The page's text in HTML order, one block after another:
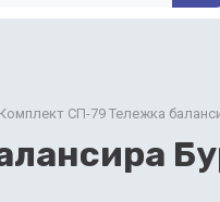
Комплект СП-79 Тележка